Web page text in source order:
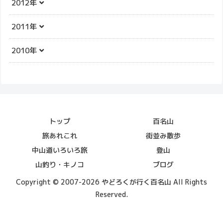
2012年
2011年
2010年
トップ
百名山
旅あれこれ
街並み散歩
中山道いろいろ旅
登山
山釣り・キノコ
ブログ
Copyright © 2007-2026 やどろくが行く百名山 All Rights
Reserved.